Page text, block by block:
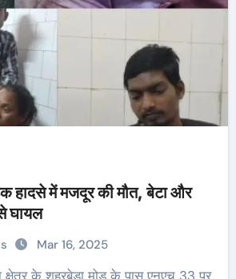
हादसे में मजदूर की मौत, बेटा और
घायल
Mar 16, 2025